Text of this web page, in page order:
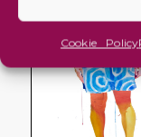
Cookie Policy